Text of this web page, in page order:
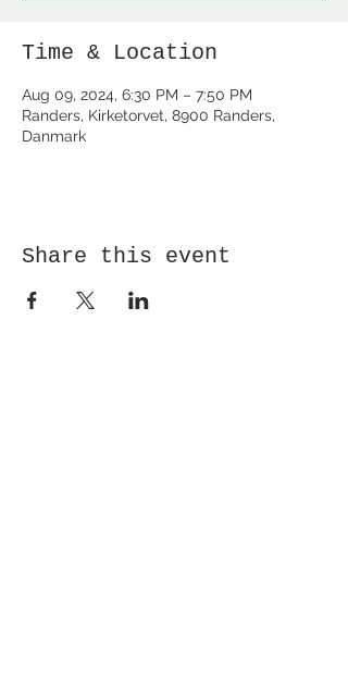
Time & Location
Aug 09, 2024, 6:30 PM – 7:50 PM
Randers, Kirketorvet, 8900 Randers,
Danmark
Share this event